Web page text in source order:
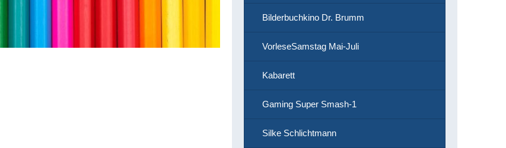
Bilderbuchkino Dr. Brumm
VorleseSamstag Mai-Juli
Kabarett
Gaming Super Smash-1
Silke Schlichtmann